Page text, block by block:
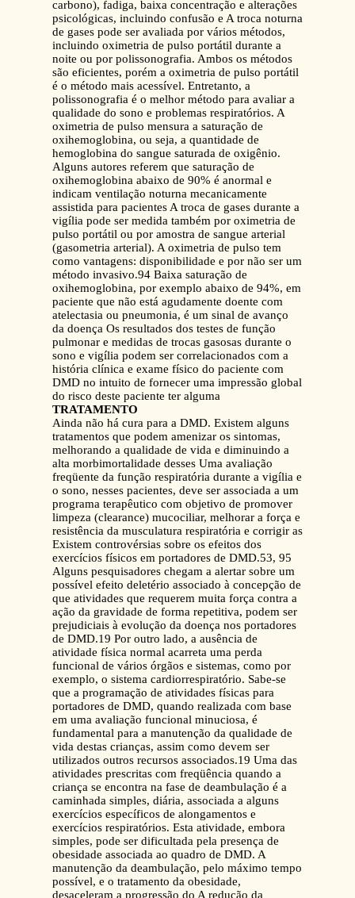
carbono), fadiga, baixa concentração e alterações
psicológicas, incluindo confusão e A troca noturna
de gases pode ser avaliada por vários métodos,
incluindo oximetria de pulso portátil durante a
noite ou por polissonografia. Ambos os métodos
são eficientes, porém a oximetria de pulso portátil
é o método mais acessível. Entretanto, a
polissonografia é o melhor método para avaliar a
qualidade do sono e problemas respiratórios. A
oximetria de pulso mensura a saturação de
oxihemoglobina, ou seja, a quantidade de
hemoglobina do sangue saturada de oxigênio.
Alguns autores referem que saturação de
oxihemoglobina abaixo de 90% é anormal e
indicam ventilação noturna mecanicamente
assistida para pacientes A troca de gases durante a
vigília pode ser medida também por oximetria de
pulso portátil ou por amostra de sangue arterial
(gasometria arterial). A oximetria de pulso tem
como vantagens: disponibilidade e por não ser um
método invasivo.94 Baixa saturação de
oxihemoglobina, por exemplo abaixo de 94%, em
paciente que não está agudamente doente com
atelectasia ou pneumonia, é um sinal de avanço
da doença Os resultados dos testes de função
pulmonar e medidas de trocas gasosas durante o
sono e vigília podem ser correlacionados com a
história clínica e exame físico do paciente com
DMD no intuito de fornecer uma impressão global
do risco deste paciente ter alguma
TRATAMENTO
Ainda não há cura para a DMD. Existem alguns tratamentos que podem amenizar os sintomas, melhorando a qualidade de vida e diminuindo a alta morbimortalidade desses Uma avaliação freqüente da função respiratória durante a vigília e o sono, nesses pacientes, deve ser associada a um programa terapêutico com objetivo de promover limpeza (clearance) mucociliar, melhorar a força e resistência da musculatura respiratória e corrigir as Existem controvérsias sobre os efeitos dos exercícios físicos em portadores de DMD.53, 95 Alguns pesquisadores chegam a alertar sobre um possível efeito deletério associado à concepção de que atividades que requerem muita força contra a ação da gravidade de forma repetitiva, podem ser prejudiciais à evolução da doença nos portadores de DMD.19 Por outro lado, a ausência de atividade física normal acarreta uma perda funcional de vários órgãos e sistemas, como por exemplo, o sistema cardiorrespiratório. Sabe-se que a programação de atividades físicas para portadores de DMD, quando realizada com base em uma avaliação funcional minuciosa, é fundamental para a manutenção da qualidade de vida destas crianças, assim como devem ser utilizados outros recursos associados.19 Uma das atividades prescritas com freqüência quando a criança se encontra na fase de deambulação é a caminhada simples, diária, associada a alguns exercícios específicos de alongamentos e exercícios respiratórios. Esta atividade, embora simples, pode ser dificultada pela presença de obesidade associada ao quadro de DMD. A manutenção da deambulação, pelo máximo tempo possível, e o tratamento da obesidade, desaceleram a progressão do A redução da morbidade respiratória, a melhora da dispnéia e o aumento da tolerância ao exercício e a atividade física total podem ocorrer com o treinamento da Uma pesquisa recente demonstrou, analisando dezesseis crianças portadoras de DMD, que o treinamento respiratório específico melhora a resistência da musculatura respiratória, e sua efetividade parece depender da quantidade de treino.97 Outros estudos evidenciam que a força e a resistência da musculatura respiratória podem ser melhoradas através de treinamento a longo prazo dos músculos inspiratórios de pacientes com desordens neuromusculares, incluindo DMD.98 O treinamento da musculatura foi associado também com melhorias significantes das pressões inspiratória e expiratória Com a evolução da doença, o tratamento das manifestações respiratórias requer melhora da ventilação.72, 99 Avaliação gasomé trica seriada é um método simples e seguro para o seguimento clínico dos pacientes com DMD, tanto na avaliação da função muscular, quanto das condições do sistema respiratório.100, 101 Pesquisas recentes demonstram que o paciente necessita de cuidados intensivos mais freqüentes quando a capacidade vital forçada (CVF) cai abaixo de 1L.100 Além disso, quando o portador de DMD atinge valores de CVF inferiores a 1L, ele aumenta o risco de morte nos próximos três anos.102 Terapias para as complicações respiratórias de doenças neuromusculares pediátricas incluem métodos manuais e mecânicos de assistência à tosse assistida, respiração profunda e Pacientes com fraqueza neuromuscular desenvolvem atelectasias nas bases pulmonares devido à inabilidade de realizar respirações profundas. Terapia de respiração profunda (insuflação pulmonar) pode ser realizada manualmente no domicílio do paciente, expandindo os pulmões com ambu, ou mecanicamente usando respiração com pressão positiva intermitente (IPPB), ou qualquer recurso similar. Com a IPPB, a pressão positiva é transmitida aos pulmões do paciente através de máscara facial ou bocal. A pressão limite é programada para atingir uma boa expansão das bases pulmonares e da caixa torácica. Não há consenso em quando se deve iniciar a terapia de respiração profunda. Recomenda-se a IPPB por quinze minutos, uma ou duas vezes/dia quando os pacientes desenvolvem disfunção Tosse ineficaz pode ser tratada usando técnicas manuais e/ou mecânicas.103 A técnica manual é utilizada no tratamento de pacientes com secreções retidas no trato respiratório devido à fraqueza neuromuscular. O tratamento de forma manual da tosse ineficaz é realizado da seguinte maneira: posicionando o cuidador na frente do paciente com as mãos localizadas na parte superior do abdômen, com uma mão abaixo da margem inferior de cada costela (alternativo, uma mão pode estar localizada sobre a região epigástrica, enquanto o cuidador sentado ao lado do paciente, estabiliza a parede torácica com a mão livre). Enquanto o paciente tenta tossir, o cuidador comprime o abdômen empurrando para cima e para dentro como na manobra de Heimlich, gerando um fluxo de ar traqueal e mobilizando as secreções para fora das vias aéreas.103 Depois se realiza uma tosse com respiração profunda com ajuda do ambu para aumentar o fluxo gerado. As compressões abdominais não devem ser feitas no período pós-prandial, devido ao risco de vômito e aspiração.29 O clearance do muco e a insuflação pulmonar podem ser realizadas mecanicamente usando o método In-Exsufflator/Cough Assist™.103 Esta técnica de respiração transmite uma pressão positiva seguida rapidamente de uma pressão negativa (sucção) aplicada através de bocal ou máscara facial. A pressão positiva infla os pulmões e a pressão negativa suga (aspira) secreções para fora do trato respiratório, simulando uma tosse normal. Este método terapêutico tem por finalidade melhorar o fluxo de tosse e o clearance das vias aéreas, prevenindo conseqüentemente as complicações pulmonares.29, 104 A fase de pressão negativa pode ser sincronizada com uma tosse manualmente assistida com a finalidade de maximizar o Outros métodos de clearance de muco (mobilização de secreções) potencialmente úteis para pacientes com doenças neuromusculares são: ventilação intrapulmonar percussiva (IPV) e o sistema de clearance de vias aéreas (VEST).105 O IPV transmite correntes de gases umidificadores com alta frequência (100 a 300 freqüências por minuto) para as vias aéreas através de bucal ou máscara facial, percutindo internamente as vias aéreas para mobilizar as secreções endobronquiais. O IPV é um método de clearance de vias aéreas extremamente seguro que se mostra efetivo na assistência de retirada de muco em pacientes com DMD.29, 106 O sistema VEST é um percursor torácico externo que comprime a parede torácica com alta freqüência. Terapias com um desses métodos podem ser seguidas de aplicação com o In-Exsufflator/Cough Assist® para extrair as secreções mobilizadas das grandes vias aéreas.107 Deve-se ter cautela na aplicação dos métodos de clearance de muco com os pacientes agudamente doentes e/ou muito fracos, já que eles podem apresentar obstrução traqueal por secreções mobilizadas que não conseguiram expectorar.105 Nesses casos, deve-se aplicar essas terapias em unidade de terapia intensiva (UTI).107 Não se sabe, até o momento, quando iniciar a ventilação mecânica assistida em pacientes com doença neuromuscular. Alguns pesquisadores recomendam a ventilação mecânica noturna em qualquer paciente com sintomas de hipoventilação crônica, índices de oximetria anormais durante a noite, hipoxemia ou hipercapnia na gasometria analisada As opções de ventilação mecânica assistida incluem modalidades invasivas e não- invasivas, usando pressão positiva ou negativa para aumentar a profundidade das respirações do paciente. Historicamente, a ventilação de pressão negativa foi o primeiro modo de ventilação em pacientes com fraqueza muscular. Atua lmente, apesar de disponíveis métodos de ventilação por pressão negativa mais seguros, a ocorrência de obstrução e colapso nas vias aéreas superiores em pacientes com fraqueza muscular ainda é elevada. Além disso, esses métodos limitam a mobilidade dos pacientes, pois não são portáteis. Como resultado, a ventilação mecânica em pacientes com doenças neuromusculares é realizada através de ventilação com pressão positiva.29, 108 Ventilação com pressão positiva pode ser aplicada utilizando-se métodos invasivos ou não-invasivos. Ventilação invasiva com pressão positiva é realizada através de um tubo de traqueostomia. As potenciais desvantagens de ter uma traqueostomia são substanciais, incluindo susceptibilidade a infecções nas vias aéreas, dificuldade na deglutição e fala, dificuldade de transportar o equipamento, bem como efeitos psicológicos e de natureza estética.109 O método alternativo é o uso de ventilação não- invasiva através de máscara nasal. A ventilação de pressão positiva não-invasiva (NPPV) pode ser realizada através de uma variedade de diferentes ventiladores. Uma escolha para tratamento em domicílio é o uso do BIPAP®.110 Quando um paciente começa a inspiração, um fluxo negativo de ar é gerado. A unidade BIPAP® capta esse fluxo e transmite a pressão positiva de respiração para uma pressão limite pré-selecionada. A respiração mecânica é sincronizada com o padrão de respiração do paciente. Normalmente, a respiração é transmitida através de máscara nasal, embora em algumas circunstâncias uma máscara facia l pode ser preferida.107 A NPPV pode ser usada para restaurar a oxigenação do sangue normal, remover excesso de dióxido de carbono do sangue, expandir as bases pulmonares do paciente e normalizar o trabalho e o padrão respiratórios.111 Os sintomas de hipoventilação, como fadiga, dispnéia e sono agitado melhoram significativamente com a NPPV, otimizando a qualidade de vida destes pacientes. Para pacientes com fraqueza severa, incluindo aqueles com doença progressiva, como DMD, NPPV pode ser usado durante o dia e à noite. Um método de ventilação mecânica, como o BIPAP®, pode ser acoplado na cadeira de rodas do paciente utilizando uma bateria portátil como fonte de energia, permitindo uma ventilação mecânica quase contínua sem tubo ou traqueostomia.112 O uso de NPPV tem proporcionado o prolongamento da vida de pacientes